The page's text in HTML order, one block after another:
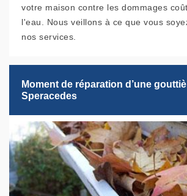
votre maison contre les dommages
l'eau. Nous veillons à ce que vous
nos services.
Moment de réparation d’une
Speracedes